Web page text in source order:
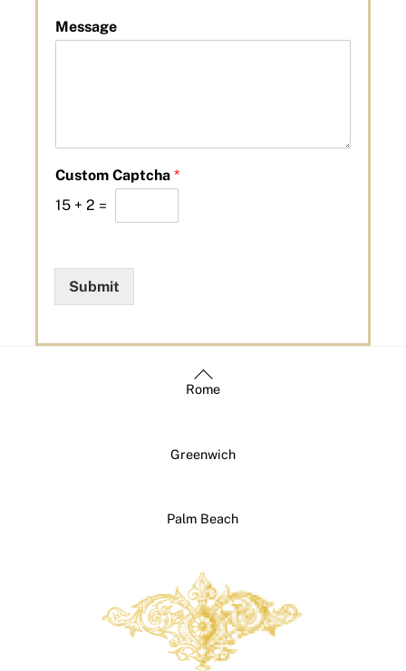
Message
Custom Captcha *
15 + 2 =
Submit
Rome
Greenwich
Palm Beach
Back
To